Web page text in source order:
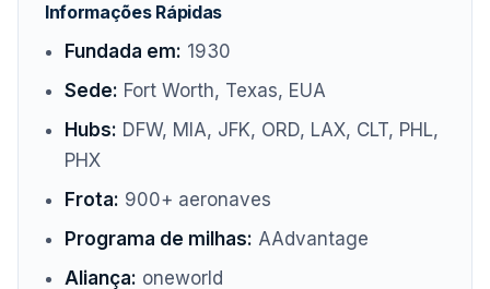
Informações Rápidas
Fundada em: 1930
Sede: Fort Worth, Texas, EUA
Hubs: DFW, MIA, JFK, ORD, LAX, CLT, PHL,
PHX
Frota: 900+ aeronaves
Programa de milhas: AAdvantage
Aliança: oneworld